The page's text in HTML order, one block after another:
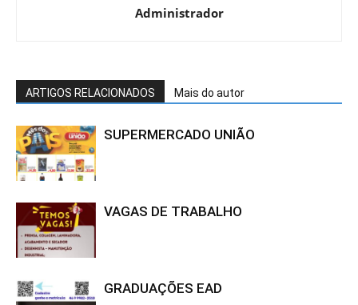
Administrador
ARTIGOS RELACIONADOS Mais do autor
SUPERMERCADO UNIÃO
VAGAS DE TRABALHO
GRADUAÇÕES EAD